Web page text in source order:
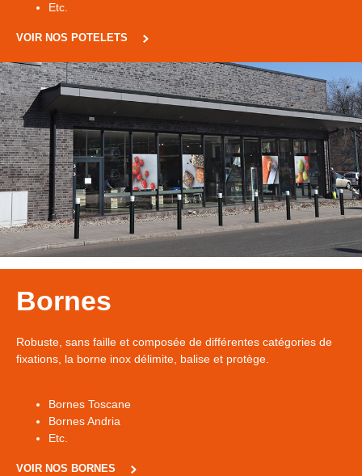
Etc.
VOIR NOS POTELETS
Bornes
Robuste, sans faille et composée de différentes catégories de
fixations, la borne inox délimite, balise et protège.
Bornes Toscane
Bornes Andria
Etc.
VOIR NOS BORNES